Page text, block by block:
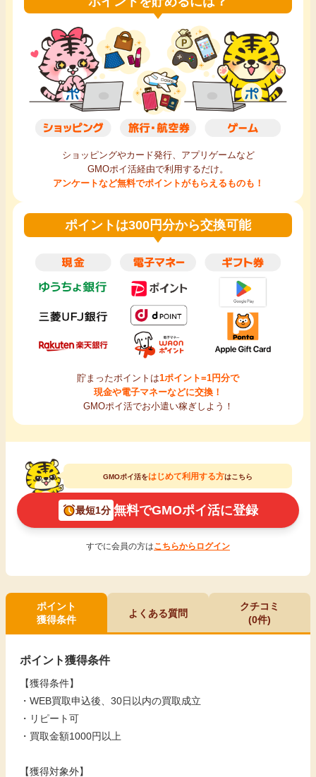
ショッピングやカード発行、アプリゲームなど
GMOポイ活経由で利用するだけ。
アンケートなど無料でポイントがもらえるものも！
ポイントは300円分から交換可能
貯まったポイントは1ポイント=1円分で
現金や電子マネーなどに交換！
GMOポイ活でお小遣い稼ぎしよう！
GMOポイ活をはじめて利用する方はこちら
最短1分 無料でGMOポイ活に登録
すでに会員の方はこちらからログイン
ポイント
獲得条件
よくある質問
クチコミ
(0件)
ポイント獲得条件
【獲得条件】
・WEB買取申込後、30日以内の買取成立
・リピート可
・買取金額1000円以上
【獲得対象外】